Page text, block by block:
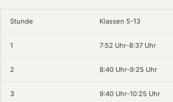
Stunde Klassen 5-13
1 7:52 Uhr-8:37 Uhr
2 8:40 Uhr-9:25 Uhr
3 9:40 Uhr-10:25 Uhr